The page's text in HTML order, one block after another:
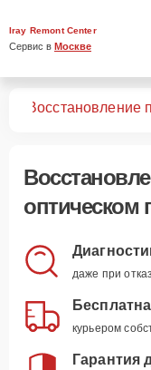
Iray Remont Center
Сервис в Москве
Восстановление
оптическом
даже при
курьером
Гарантия